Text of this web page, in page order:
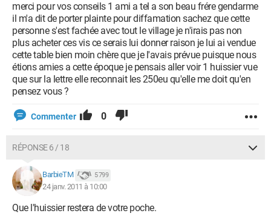
merci pour vos conseils 1 ami a tel a son beau frére gendarme
il m'a dit de porter plainte pour diffamation sachez que cette
personne s'est fachée avec tout le village je n'irais pas non
plus acheter ces vis ce serais lui donner raison je lui ai vendue
cette table bien moin chère que je l'avais prévue puisque nous
étions amies a cette époque je pensais aller voir 1 huissier vue
que sur la lettre elle reconnait les 250eu qu'elle me doit qu'en
pensez vous ?
Commenter 0
RÉPONSE 6 / 18
BarbieTM 5 799
24 janv. 2011 à 10:00
Que l'huissier restera de votre poche.